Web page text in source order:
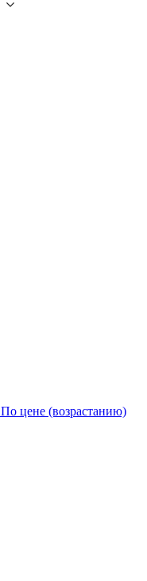
По цене (возрастанию)